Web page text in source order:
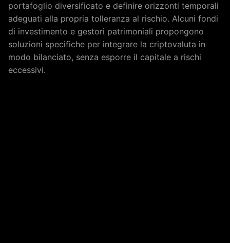
portafoglio diversificato e definire orizzonti temporali
adeguati alla propria tolleranza al rischio. Alcuni fondi
di investimento e gestori patrimoniali propongono
soluzioni specifiche per integrare la criptovaluta in
modo bilanciato, senza esporre il capitale a rischi
eccessivi.